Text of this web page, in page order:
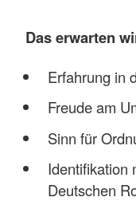
Das erwarten
Erfahrung in
Freude am
Sinn für
Identifikation
Deutschen